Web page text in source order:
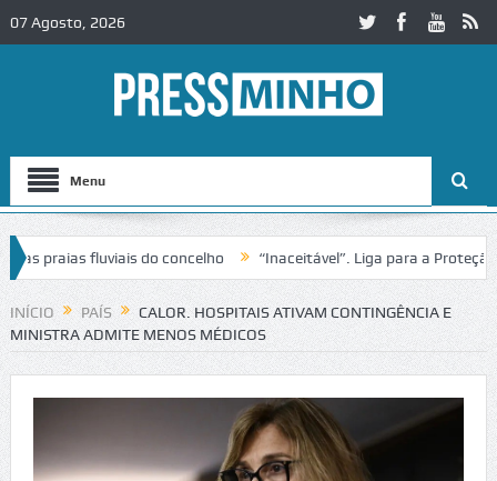
07 Agosto, 2026
Menu
fluviais do concelho “Inaceitável”. Liga para a Proteção da
de trânsito no IC2 em Alcobaça Igreja do Castelo de Cerveira
INÍCIO PAÍS
CALOR. HOSPITAIS ATIVAM CONTINGÊNCIA E
MINISTRA ADMITE MENOS MÉDICOS